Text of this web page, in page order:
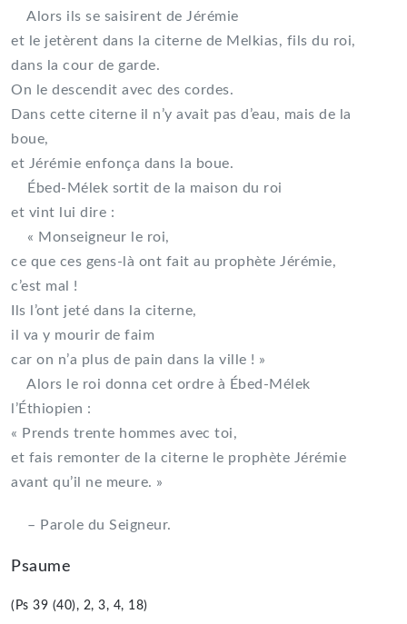
Alors ils se saisirent de Jérémie
et le jetèrent dans la citerne de Melkias, fils du roi,
dans la cour de garde.
On le descendit avec des cordes.
Dans cette citerne il n’y avait pas d’eau, mais de la
boue,
et Jérémie enfonça dans la boue.
Ébed-Mélek sortit de la maison du roi
et vint lui dire :
« Monseigneur le roi,
ce que ces gens-là ont fait au prophète Jérémie,
c’est mal !
Ils l’ont jeté dans la citerne,
il va y mourir de faim
car on n’a plus de pain dans la ville ! »
Alors le roi donna cet ordre à Ébed-Mélek
l’Éthiopien :
« Prends trente hommes avec toi,
et fais remonter de la citerne le prophète Jérémie
avant qu’il ne meure. »
– Parole du Seigneur.
Psaume
(Ps 39 (40), 2, 3, 4, 18)